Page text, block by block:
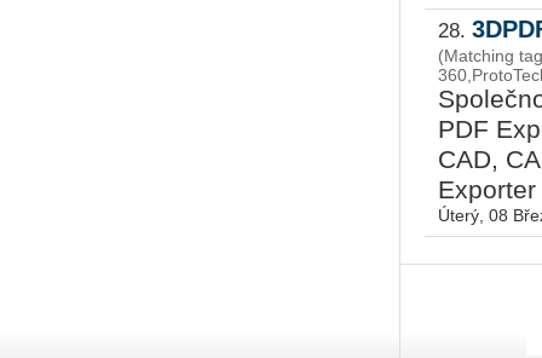
28.
(Matching
PDF
CAD,
Úterý, 08